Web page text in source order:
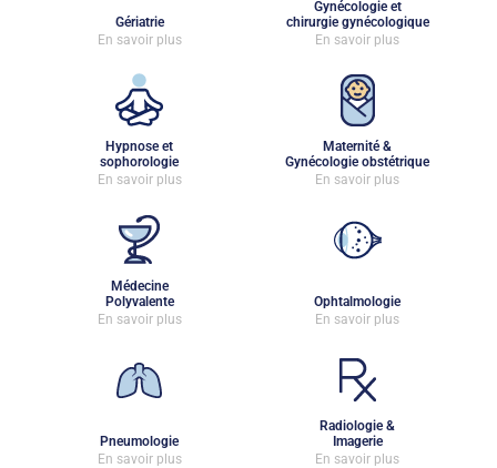
Gériatrie
En savoir plus
Gynécologie et
chirurgie gynécologique
En savoir plus
Hypnose et
sophorologie
En savoir plus
Maternité &
Gynécologie obstétrique
En savoir plus
Médecine
Polyvalente
En savoir plus
Ophtalmologie
En savoir plus
Pneumologie
En savoir plus
Radiologie &
Imagerie
En savoir plus